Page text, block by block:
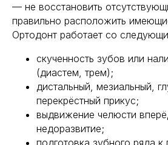
— не восстановить
правильно расположить
Ортодонт работает со
скученность зубов или
(диастем, трем);
дистальный, мезиальный,
перекрёстный прикус;
выдвижение челюсти
недоразвитие;
подготовка зубного ряда